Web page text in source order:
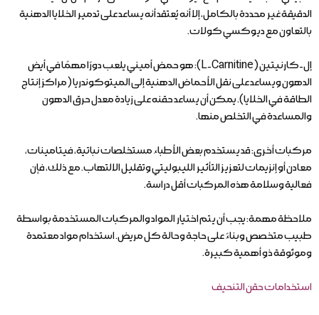
الدقيقة غير محددة بالكامل، إلا أنه يُعتقد أنه يساعد على تدمير الخلايا الدهنية
بالتعاون مع ديوكسي كولات.
إل-كارنيتين (L-Carnitine): هو حمض أميني يلعب دورًا مهمًا في أيض
الدهون ويساعد على نقل الأحماض الدهنية إلى الميتوكوندريا (مراكز إنتاج
الطاقة في الخلايا). يمكن أن يساعد حقنه على زيادة معدل حرق الدهون
والمساعدة في التخلص منها.
مركبات أخرى: قد يستخدم بعض الأطباء مستخلصات نباتية، فيتامينات،
معادن أو إنزيمات لتعزيز التأثير الليبوليتي وتقليل الالتهاب. مع ذلك، فإن
فعالية وسلامة هذه المركبات أقل دراسة.
ملاحظة مهمة: يجب أن يتم اختيار المواد والمركبات المستخدمة بواسطة
طبيب متخصص وبناءً على حاجة وحالة كل مريض. استخدام مواد معتمدة
وموثوقة ذو أهمية كبيرة.
استخدامات حقن التنحيف